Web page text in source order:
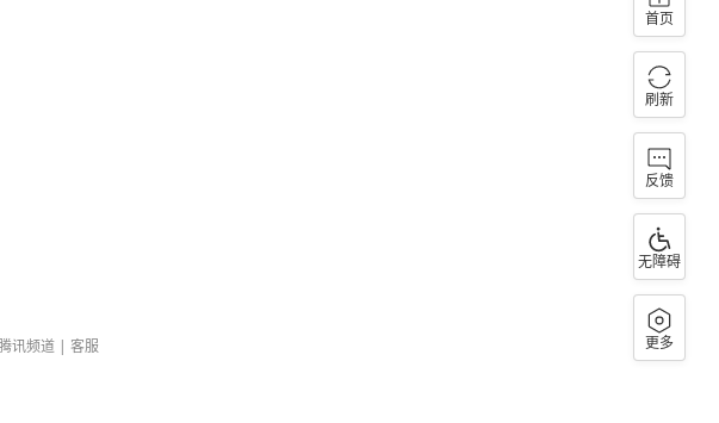
讯频道 | 客服
首页
刷新
反馈
无障碍
更多